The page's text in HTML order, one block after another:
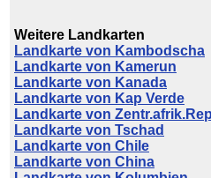
Weitere Landkarten
Landkarte von Kambodscha
Landkarte von Kamerun
Landkarte von Kanada
Landkarte von Kap Verde
Landkarte von
Landkarte von Tschad
Landkarte von Chile
Landkarte von China